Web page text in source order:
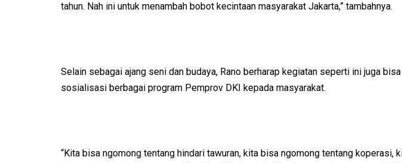
tahun. Nah ini untuk menambah bobot kecintaan masyarakat Jakarta,” tambahnya.
Selain sebagai ajang seni dan budaya, Rano berharap kegiatan seperti ini juga
sosialisasi berbagai program Pemprov DKI kepada masyarakat.
“Kita bisa ngomong tentang hindari tawuran, kita bisa ngomong tentang koperasi,